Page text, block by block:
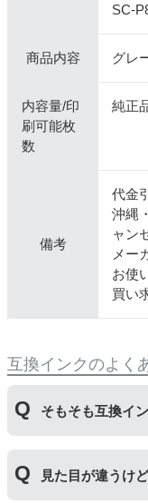
SC-
商品内容 グレ
内容量/印
刷可能枚
数
純正
備考
代金
沖縄
ャン
メー
お使
買い
互換インクのよく
そもそも互換イ
いる互換品です
われます。開発
見た目が違うけ